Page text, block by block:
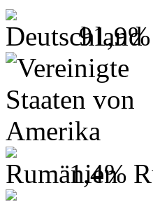
91,9%
1,4%